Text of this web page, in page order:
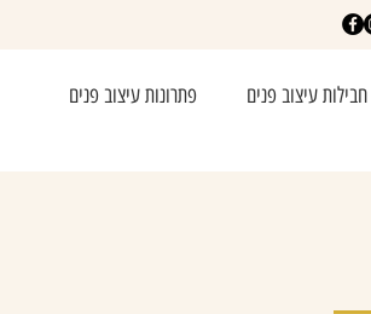
פתרונות עיצוב פנים חבילות עיצוב פנים